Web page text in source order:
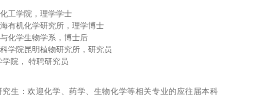
工学院，理学学士
有机化学研究所，理学博士
化学生物学系，博士后
学院昆明植物研究所，研究员
学院， 特聘研究员
生：欢迎化学、药学、生物化学等相关专业的应往届本科